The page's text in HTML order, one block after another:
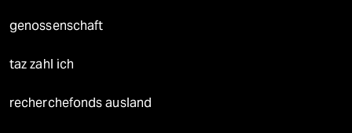
genossenschaft
taz zahl ich
recherchefonds ausland